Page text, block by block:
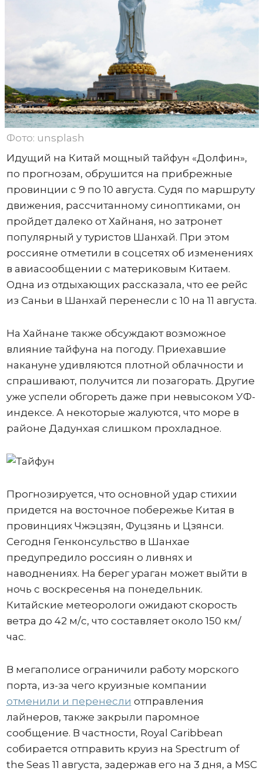
Фото: unsplash
Идущий на Китай мощный тайфун «Долфин»,
по прогнозам, обрушится на прибрежные
провинции с 9 по 10 августа. Судя по маршруту
движения, рассчитанному синоптиками, он
пройдет далеко от Хайнаня, но затронет
популярный у туристов Шанхай. При этом
россияне отметили в соцсетях об изменениях
в авиасообщении с материковым Китаем.
Одна из отдыхающих рассказала, что ее рейс
из Саньи в Шанхай перенесли с 10 на 11 августа.
На Хайнане также обсуждают возможное
влияние тайфуна на погоду. Приехавшие
накануне удивляются плотной облачности и
спрашивают, получится ли позагорать. Другие
уже успели обгореть даже при невысоком УФ-
индексе. А некоторые жалуются, что море в
районе Дадунхая слишком прохладное.
Прогнозируется, что основной удар стихии
придется на восточное побережье Китая в
провинциях Чжэцзян, Фуцзянь и Цзянси.
Сегодня Генконсульство в Шанхае
предупредило россиян о ливнях и
наводнениях. На берег ураган может выйти в
ночь с воскресенья на понедельник.
Китайские метеорологи ожидают скорость
ветра до 42 м/с, что составляет около 150 км/
час.
В мегаполисе ограничили работу морского
порта, из-за чего круизные компании
отменили и перенесли отправления
лайнеров, также закрыли паромное
сообщение. В частности, Royal Caribbean
собирается отправить круиз на Spectrum of
the Seas 11 августа, задержав его на 3 дня, а MSC